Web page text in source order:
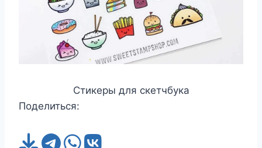
Стикеры для скетчбука
Поделиться: